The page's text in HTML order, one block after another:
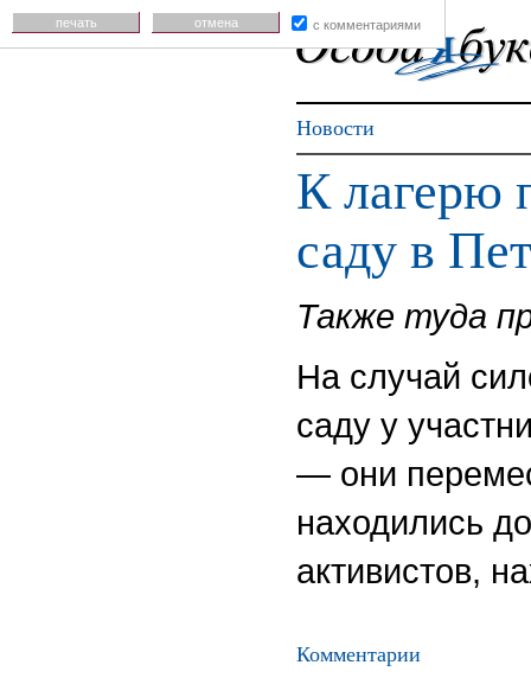
Новости
К лагерю
саду в
Также туда
На случай
саду у
— они
находились
активистов,
Комментарии
печать отмена с комментариями